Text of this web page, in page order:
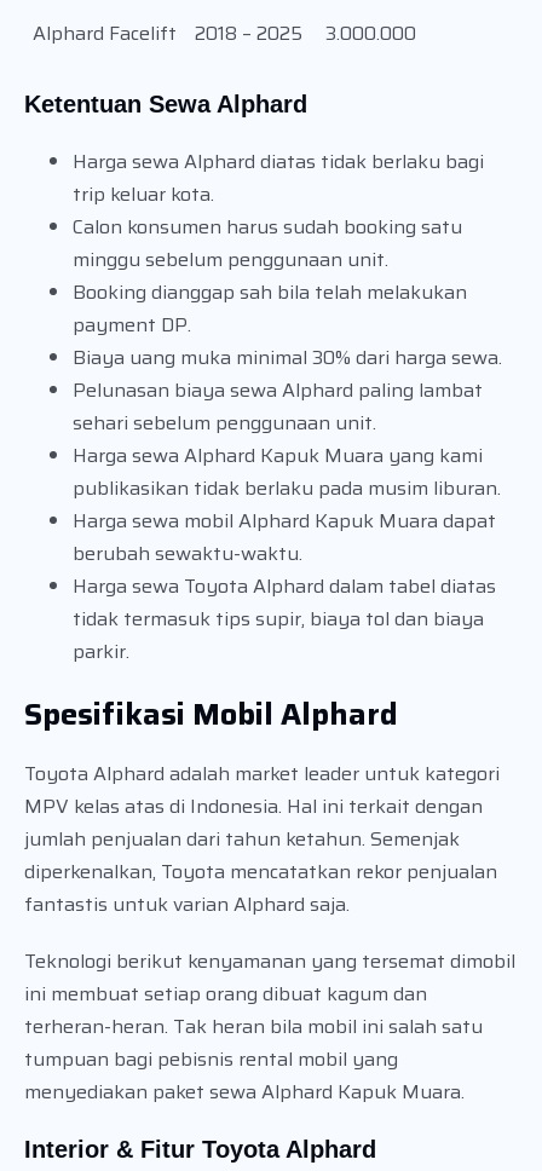
Alphard Facelift 2018 – 2025 3.000.000
Ketentuan Sewa Alphard
Harga sewa Alphard diatas tidak berlaku bagi
trip keluar kota.
Calon konsumen harus sudah booking satu
minggu sebelum penggunaan unit.
Booking dianggap sah bila telah melakukan
payment DP.
Biaya uang muka minimal 30% dari harga sewa.
Pelunasan biaya sewa Alphard paling lambat
sehari sebelum penggunaan unit.
Harga sewa Alphard Kapuk Muara yang kami
publikasikan tidak berlaku pada musim liburan.
Harga sewa mobil Alphard Kapuk Muara dapat
berubah sewaktu-waktu.
Harga sewa Toyota Alphard dalam tabel diatas
tidak termasuk tips supir, biaya tol dan biaya
parkir.
Spesifikasi Mobil Alphard
Toyota Alphard adalah market leader untuk kategori
MPV kelas atas di Indonesia. Hal ini terkait dengan
jumlah penjualan dari tahun ketahun. Semenjak
diperkenalkan, Toyota mencatatkan rekor penjualan
fantastis untuk varian Alphard saja.
Teknologi berikut kenyamanan yang tersemat dimobil
ini membuat setiap orang dibuat kagum dan
terheran-heran. Tak heran bila mobil ini salah satu
tumpuan bagi pebisnis rental mobil yang
menyediakan paket sewa Alphard Kapuk Muara.
Interior & Fitur Toyota Alphard